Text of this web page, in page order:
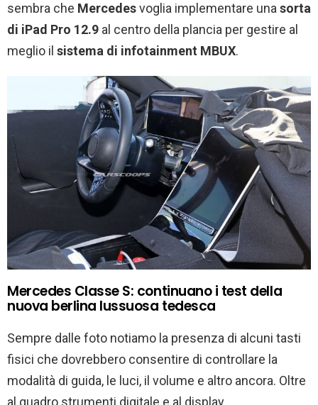
sembra che Mercedesvoglia implementare unasorta
di iPad Pro 12.9 al centro della plancia per gestire al
meglio il sistema di infotainment MBUX.
Mercedes Classe S: continuano i test della
nuova berlina lussuosa tedesca
Sempre dalle foto notiamo la presenza di alcuni tasti
fisici che dovrebbero consentire di controllare la
modalità di guida, le luci, il volume e altro ancora. Oltre
al quadro strumenti digitale e al display